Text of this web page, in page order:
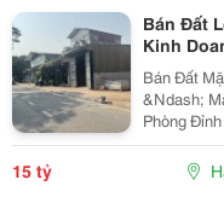
Bán Đất
Kinh
Bán Đất
&Ndash;
Phòng Đỉnh Thông Số: 81M&Sup2;, Mặt Tiền 5.5M
Vuông
Cao
Tâm
15 tỷ